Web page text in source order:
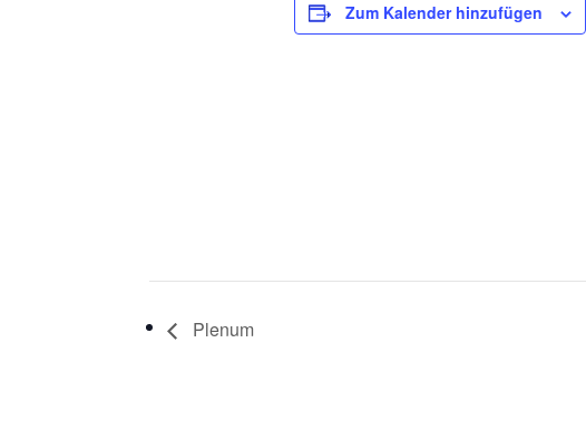
Zum Kalender hinzufügen
Plenum